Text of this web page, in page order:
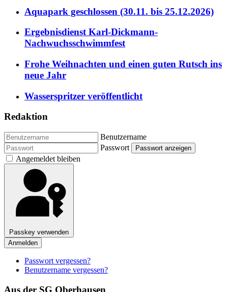
Aquapark geschlossen (30.11. bis 25.12.2026)
Ergebnisdienst Karl-Dickmann-
Nachwuchsschwimmfest
Frohe Weihnachten und einen guten Rutsch ins
neue Jahr
Wasserspritzer veröffentlicht
Redaktion
Benutzername
Passwort
Passwort anzeigen
Angemeldet bleiben
Passkey verwenden
Anmelden
Passwort vergessen?
Benutzername vergessen?
Aus der SG Oberhausen